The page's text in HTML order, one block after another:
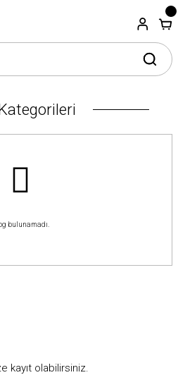
bulunamadı.
kayıt olabilirsiniz.